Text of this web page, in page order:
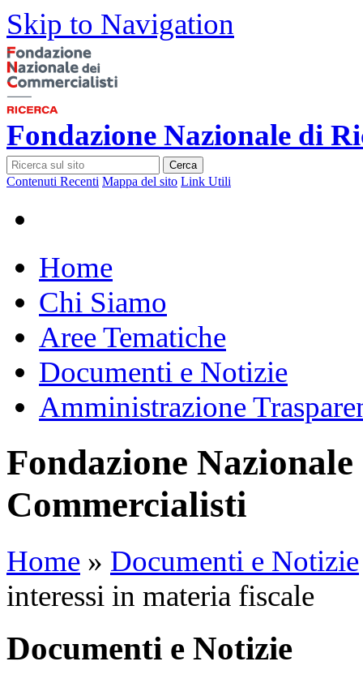
Skip to Navigation
Fondazione Nazionale di
Cerca
Contenuti Recenti Mappa del sito Link Utili
Home
Chi Siamo
Aree Tematiche
Documenti e Notizie
Amministrazione
Fondazione
Commercialisti
Home » Documenti e Notizie
interessi in materia fiscale
Documenti e Notizie